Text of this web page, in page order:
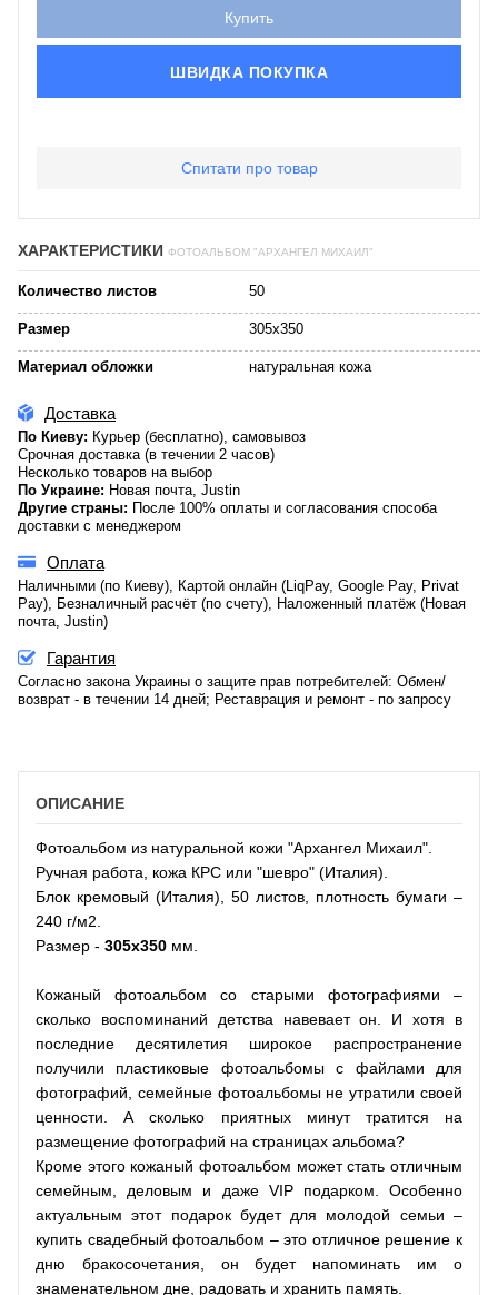
Купить
ШВИДКА ПОКУПКА
Спитати про товар
ХАРАКТЕРИСТИКИ ФОТОАЛЬБОМ "АРХАНГЕЛ МИХАИЛ"
Количество листов 50
Размер 305х350
Материал обложки натуральная кожа
Доставка
По Киеву: Курьер (бесплатно), самовывоз
Срочная доставка (в течении 2 часов)
Несколько товаров на выбор
По Украине: Новая почта, Justin
Другие страны: После 100% оплаты и согласования способа
доставки с менеджером
Оплата
Наличными (по Киеву), Картой онлайн (LiqPay, Google Pay, Privat
Pay), Безналичный расчёт (по счету), Наложенный платёж (Новая
почта, Justin)
Гарантия
Согласно закона Украины о защите прав потребителей: Обмен/
возврат - в течении 14 дней; Реставрация и ремонт - по запросу
ОПИСАНИЕ
Фотоальбом из натуральной кожи "Архангел Михаил".
Ручная работа, кожа КРС или "шевро" (Италия).
Блок кремовый (Италия), 50 листов, плотность бумаги –
240 г/м2.
Размер - 305х350 мм.
Кожаный фотоальбом со старыми фотографиями –
сколько воспоминаний детства навевает он. И хотя в
последние десятилетия широкое распространение
получили пластиковые фотоальбомы с файлами для
фотографий, семейные фотоальбомы не утратили своей
ценности. А сколько приятных минут тратится на
размещение фотографий на страницах альбома?
Кроме этого кожаный фотоальбом может стать отличным
семейным, деловым и даже VIP подарком. Особенно
актуальным этот подарок будет для молодой семьи –
купить свадебный фотоальбом – это отличное решение к
дню бракосочетания, он будет напоминать им о
знаменательном дне, радовать и хранить память.